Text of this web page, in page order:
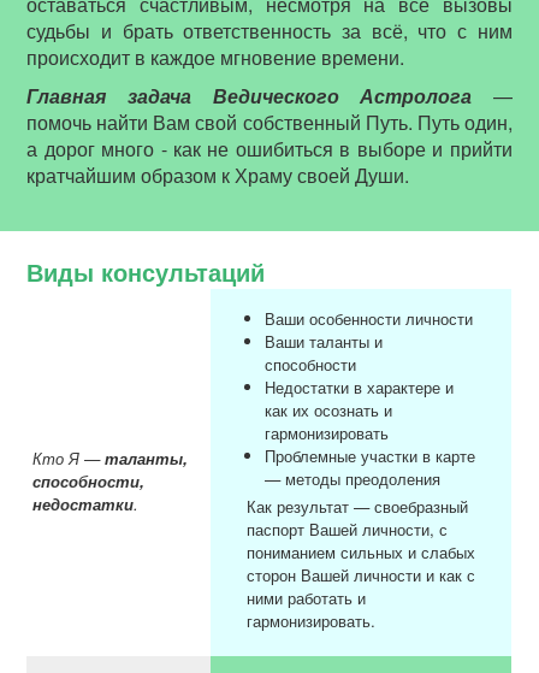
судьбы и брать ответственность за всё, что с ним
происходит в каждое мгновение времени.
Главная задача Ведического Астролога —
помочь найти Вам свой собственный Путь. Путь один,
а дорог много - как не ошибиться в выборе и прийти
кратчайшим образом к Храму своей Души.
Виды консультаций
Кто Я —таланты,
способности,
недостатки.
Ваши особенности личности
Ваши таланты и
способности
Недостатки в характере и
как их осознать и
гармонизировать
Проблемные участки в карте
— методы преодоления
Как результат — своебразный
паспорт Вашей личности, с
пониманием сильных и слабых
сторон Вашей личности и как с
ними работать и
гармонизировать.